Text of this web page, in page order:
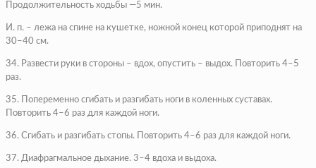
Продолжительность ходьбы —5 мин.
И. п. – лежа на спине на кушетке, ножной конец которой приподнят на
30–40 см.
34. Развести руки в стороны – вдох, опустить – выдох. Повторить 4–5
раз.
35. Попеременно сгибать и разгибать ноги в коленных суставах.
Повторить 4–6 раз для каждой ноги.
36. Сгибать и разгибать стопы. Повторить 4–6 раз для каждой ноги.
37. Диафрагмальное дыхание. 3–4 вдоха и выдоха.